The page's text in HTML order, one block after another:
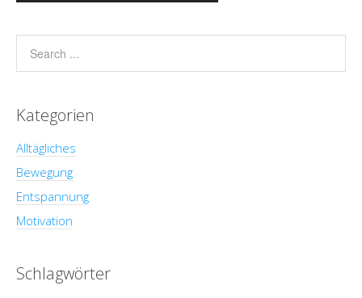
Kategorien
Alltägliches
Bewegung
Entspannung
Motivation
Schlagwörter